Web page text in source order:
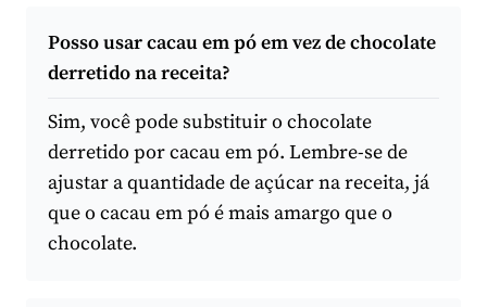
Posso usar cacau em pó em vez de chocolate
derretido na receita?
Sim, você pode substituir o chocolate
derretido por cacau em pó. Lembre-se de
ajustar a quantidade de açúcar na receita, já
que o cacau em pó é mais amargo que o
chocolate.